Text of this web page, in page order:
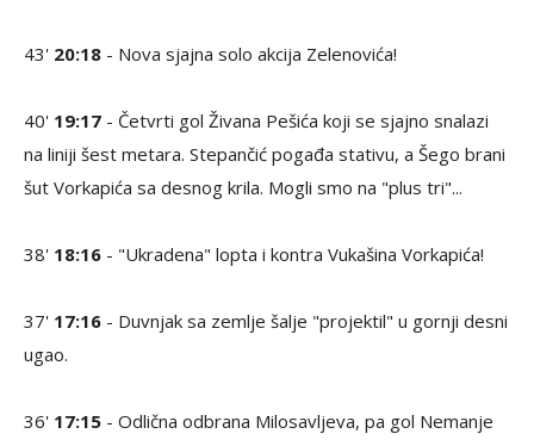
43' 20:18 - Nova sjajna solo akcija Zelenovića!
40' 19:17 - Četvrti gol Živana Pešića koji se sjajno snalazi
na liniji šest metara. Stepančić pogađa stativu, a Šego brani
šut Vorkapića sa desnog krila. Mogli smo na "plus tri"...
38' 18:16 - "Ukradena" lopta i kontra Vukašina Vorkapića!
37' 17:16 - Duvnjak sa zemlje šalje "projektil" u gornji desni
ugao.
36' 17:15 - Odlična odbrana Milosavljeva, pa gol Nemanje